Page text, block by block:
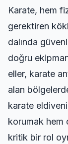
Karate, hem
gerektiren
dalında
doğru
eller, karate
alan
karate eldiveni
korumak hem
kritik bir rol